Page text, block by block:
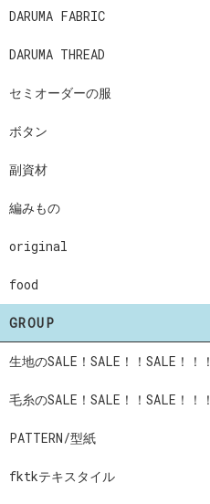
DARUMA FABRIC
DARUMA THREAD
セミオーダーの服
ボタン
副資材
編みもの
original
food
GROUP
生地のSALE！SALE！！SALE！！！
毛糸のSALE！SALE！！SALE！！！
PATTERN/型紙
fktkテキスタイル